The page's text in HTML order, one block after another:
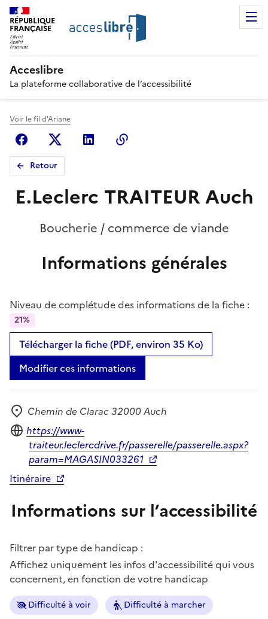
RÉPUBLIQUE
FRANÇAISE
Acceslibre
La plateforme collaborative de l’accessibilité
Voir le fil d'Ariane
FacebookX (anciennement Twitter)
Linkedin
Retour
E.Leclerc TRAITEUR Auch
Boucherie / commerce de viande
Informations générales
Niveau de complétude des informations de la fiche :
21%
Télécharger la fiche (PDF, environ 35 Ko)
Modifier ces informations
Adresse
Chemin de Clarac 32000 Auch
Site internet
https://www-
traiteur.leclercdrive.fr/passerelle/passerelle.aspx?
param=MAGASIN033261
Itinéraire
Informations sur l’accessibilité
Filtrer par type de handicap :
Affichez uniquement les infos d'accessibilité qui vous
concernent, en fonction de votre handicap
Difficulté à voir Difficulté à marcher